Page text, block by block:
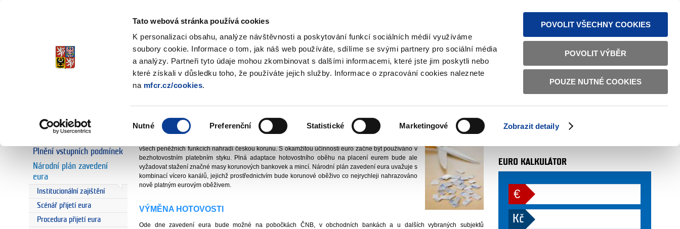
Tato webová stránka používá cookies
K personalizaci obsahu, analýze návštěvnosti a poskytování funkcí sociálních médií využíváme
soubory cookie. Informace o tom, jak náš web používáte, sdílíme se svými partnery pro sociální média
a analýzy. Partneři tyto údaje mohou zkombinovat s dalšími informacemi, které jste jim poskytli nebo
které získali v důsledku toho, že používáte jejich služby. Informace o zpracování cookies naleznete
na mfcr.cz/cookies.
souhlasu
Nutné Preferenční Statistické Marketingové Zobrazit detaily
POVOLIT VŠECHNY COOKIES
POVOLIT VÝBĚR
POUZE NUTNÉ COOKIES
TEXTOVÁ VERZE ČESKY ENGLISH
Bezplatná infolinka
Úvodní stránka
republika
Výhody a rizika eura
Plnění vstupních podmínek
Národní plán zavedení
eura
Institucionální zajištění
Scénář přijetí eura
Procedura přijetí eura
Úvodní stránka Euro a Česká republika Národní plán zavedení eura Stažení korunového oběživa
Stažení korunového oběživa
odbor 27 - Finanční trhy I
Vydáno14. 4. 2014
všech peněžních funkcích nahradí českou korunu. S okamžitou účinností euro začne být používáno v
bezhotovostním platebním styku. Plná adaptace hotovostního oběhu na placení eurem bude ale
vyžadovat stažení značné masy korunových bankovek a mincí. Národní plán zavedení eura uvažuje s
kombinací vícero kanálů, jejichž prostřednictvím bude korunové oběživo co nejrychleji nahrazováno
nově platným eurovým oběživem.
VÝMĚNA HOTOVOSTI
Ode dne zavedení eura bude možné na pobočkách ČNB, v obchodních bankách a u dalších vybraných subjektů
AUTOR
EURO KALKULÁTOR
€
Kč